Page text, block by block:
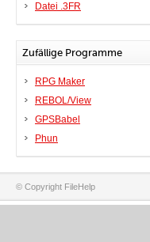
Datei .3FR
Zufällige Programme
RPG Maker
REBOL/View
GPSBabel
Phun
© Copyright FileHelp